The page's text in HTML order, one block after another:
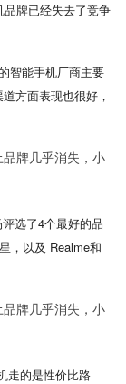
牌已经失去了竞争
智能手机厂商主要
方面表现也很好，
选了4个最好的品
，以及 Realme和
走的是性价比路